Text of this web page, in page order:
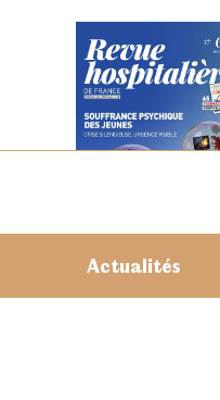
Actualités